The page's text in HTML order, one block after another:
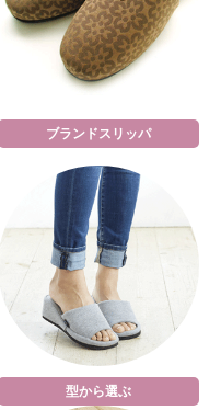
ブランドスリッパ
型から選ぶ